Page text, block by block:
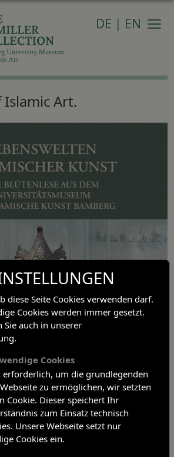
DE | EN
Art.
diese Seite Cookies verwenden darf.
Cookies werden immer gesetzt.
auch in unserer
Cookies
erforderlich, um die grundlegenden
zu ermöglichen, wir setzten
Cookie. Dieser speichert Ihr
zum Einsatz technisch
Unsere Webseite setzt nur
Cookies ein.